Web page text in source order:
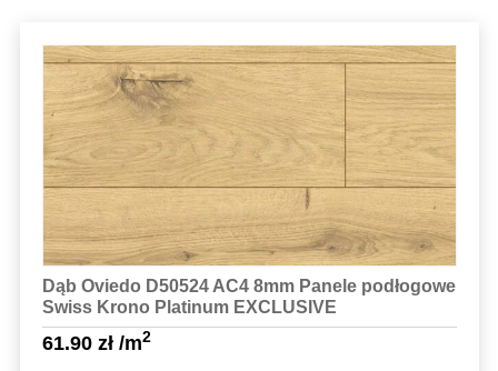
Dąb Oviedo D50524 AC4 8mm Panele podłogowe
Swiss Krono Platinum EXCLUSIVE
61.90 zł/m2